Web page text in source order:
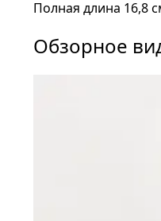
Полная длина 16,8
Обзорное